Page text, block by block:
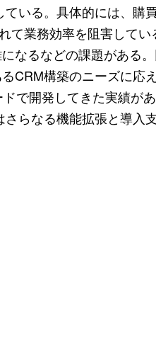
いる。具体的には、購
て業務効率を阻害してい
なるなどの課題がある
CRM構築のニーズに応え
で開発してきた実績が
らなる機能拡張と導入